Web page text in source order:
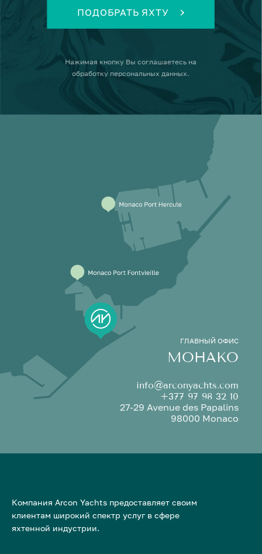
ПОДОБРАТЬ ЯХТУ
Нажимая кнопку Вы соглашаетесь на
обработку персональных данных.
ГЛАВНЫЙ ОФИС
МОНАКО
info@arconyachts.com
+377 97 98 32 10
27-29 Avenue des Papalins
98000 Monaco
Компания Arcon Yachts предоставляет своим
клиентам широкий спектр услуг в сфере
яхтенной индустрии.